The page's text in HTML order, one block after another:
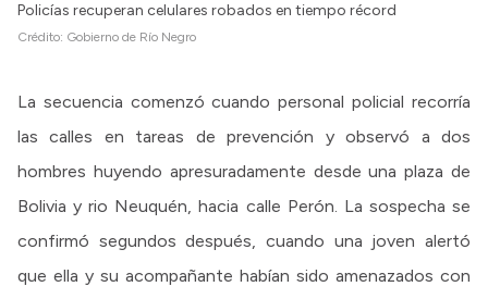
Policías recuperan celulares robados en tiempo récord
Crédito: Gobierno de Río Negro
La secuencia comenzó cuando personal policial recorría
las calles en tareas de prevención y observó a dos
hombres huyendo apresuradamente desde una plaza de
Bolivia y rio Neuquén, hacia calle Perón. La sospecha se
confirmó segundos después, cuando una joven alertó
que ella y su acompañante habían sido amenazados con